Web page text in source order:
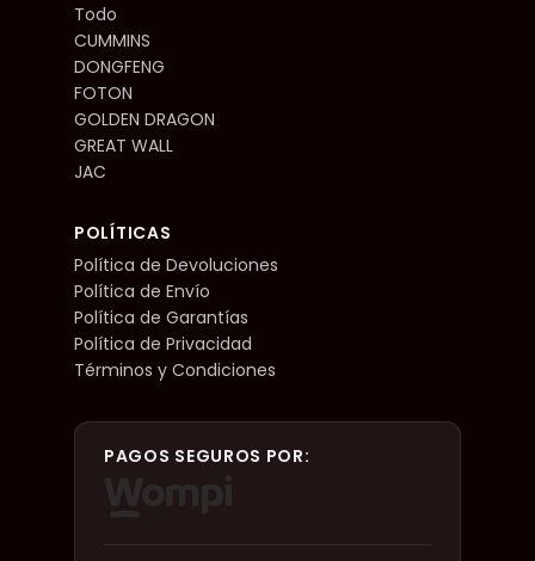
Todo
CUMMINS
DONGFENG
FOTON
GOLDEN DRAGON
GREAT WALL
JAC
POLÍTICAS
Política de Devoluciones
Política de Envío
Política de Garantías
Política de Privacidad
Términos y Condiciones
PAGOS SEGUROS POR: